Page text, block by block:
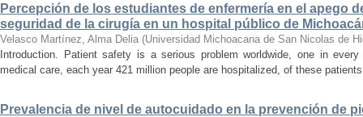
Percepción de los estudiantes de enfermería en el apego
seguridad de la cirugía en un hospital público de
Velasco Martínez, Alma Delia (Universidad Michoacana de San Nicolas de
Introduction. Patient safety is a serious problem worldwide, one in
medical care, each year 421 million people are hospitalized, of these
Prevalencia de nivel de autocuidado en la prevención de